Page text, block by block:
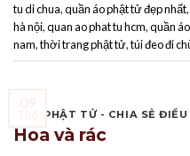
tu di chua,quần áo phật tử đẹp nhất,
hà nội,quan ao phat tu hcm,quần
nam,thời trang phật tử,túi đeo đi
GÓC PHẬT TỬ - CHIA SẺ ĐIỀU
Hoa và rác